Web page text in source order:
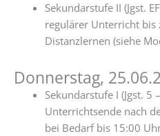
Theatre
Sekundarstufe II (Jgst.
regulärer Unterricht bis
Distanzlernen (siehe
Donnerstag,
Sekundarstufe I (Jgst. 5
Unterrichtsende nach
bei Bedarf bis 15:00